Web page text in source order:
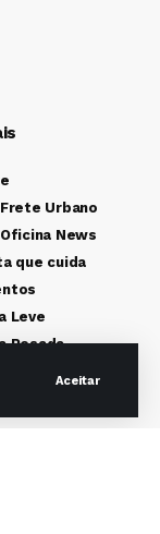
Aceitar
Urbano
News
que cuida
Leve
Pesada